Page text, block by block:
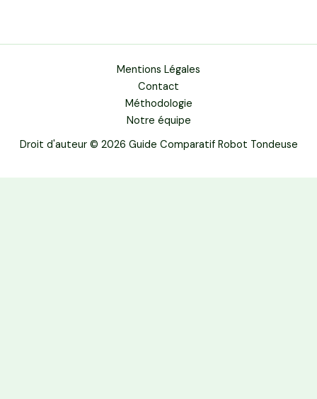
Mentions Légales
Contact
Méthodologie
Notre équipe
Droit d'auteur © 2026 Guide Comparatif Robot Tondeuse